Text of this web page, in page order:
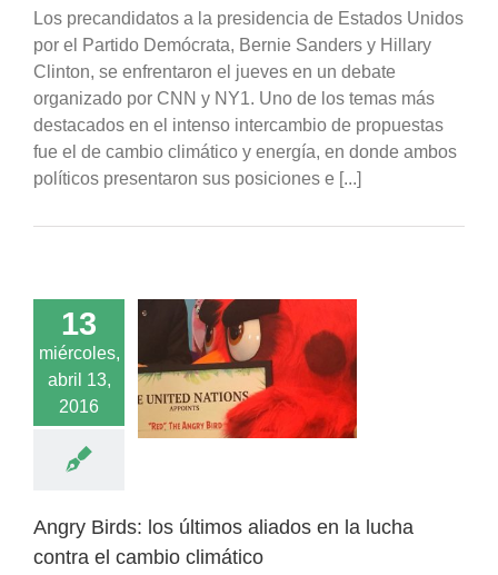
Los precandidatos a la presidencia de Estados Unidos
por el Partido Demócrata, Bernie Sanders y Hillary
Clinton, se enfrentaron el jueves en un debate
organizado por CNN y NY1. Uno de los temas más
destacados en el intenso intercambio de propuestas
fue el de cambio climático y energía, en donde ambos
políticos presentaron sus posiciones e [...]
13
miércoles,
abril 13,
2016
los últimos
la lucha contra
climático
Noticias
Angry Birds: los últimos aliados en la lucha
contra el cambio climático